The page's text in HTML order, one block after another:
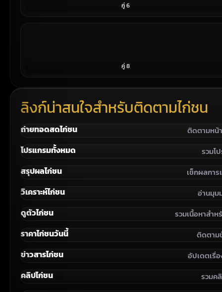
คู่ 6
คู่ 8
ลิงก์น่าสนใจสำหรับติดตามไก่ชน
ถ่ายทอดสดไก่ชน ติดตามหน้
โปรแกรมทั้งหมด รวมโ
สรุปผลไก่ชน เช็กผลกา
วิเคราะห์ไก่ชน อ่านมุม
ดูตัวไก่ชน รวมเนื้อหาสำ
ราคาไก่ชนวันนี้ ติดตาม
ข่าวสารไก่ชน อัปเดตเรื่อ
คลิปไก่ชน รวมค